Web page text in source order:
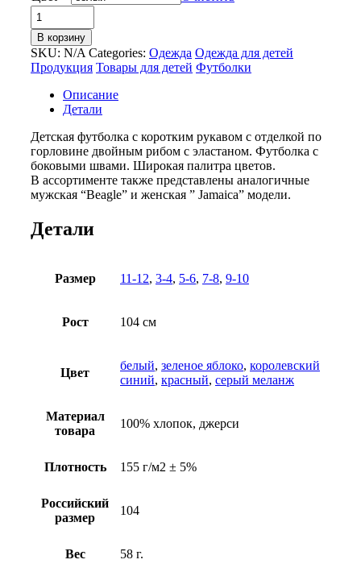
Количество
товара
Футболка
«Beagle»
детская
В корзину
SKU: N/A Categories: Одежда Одежда для детей
Продукция Товары для детей Футболки
Описание
Детали
Детская футболка с коротким рукавом с отделкой по
горловине двойным рибом с эластаном. Футболка с
боковыми швами. Широкая палитра цветов.
В ассортименте также представлены аналогичные
мужская “Beagle” и женская ” Jamaica” модели.
Детали
Размер 11-12, 3-4, 5-6, 7-8, 9-10
Рост 104 см
Цвет
белый, зеленое яблоко, королевский
синий, красный, серый меланж
Материал
товара
100% хлопок, джерси
Плотность 155 г/м2 ± 5%
Российский
размер
104
Вес 58 г.